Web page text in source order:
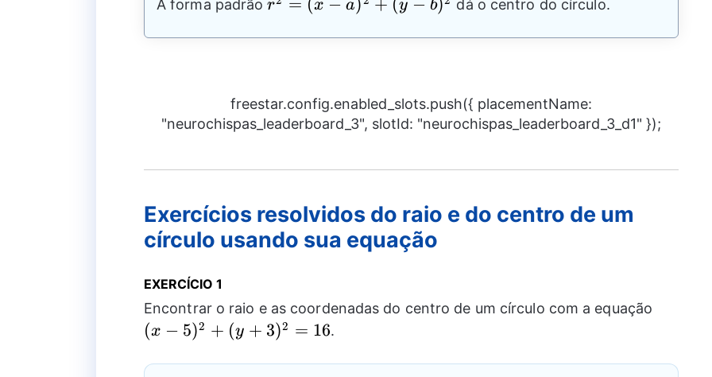
A forma padrãor^2=
r = (x − a) + (y − b) dá o centro do círculo.
freestar.config.enabled_slots.push({ placementName:
"neurochispas_leaderboard_3", slotId: "neurochispas_leaderboard_3_d1" });
Exercícios resolvidos do raio e do centro de um
círculo usando sua equação
EXERCÍCIO 1
Encontrar o raio e as coordenadas do centro de um círculo com a equação
(x − 5)2 + (y + 3)2 = 16.